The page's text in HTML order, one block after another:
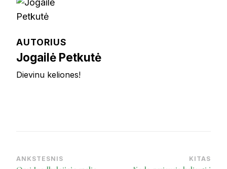
AUTORIUS
Jogailė Petkutė
Dievinu keliones!
Post
ANKSTESNIS KITAS